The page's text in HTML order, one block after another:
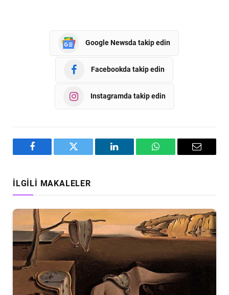
Google Newsda takip edin
Facebookda takip edin
Instagramda takip edin
Facebook Twitter LinkedIn WhatsAppEmail
İLGILI MAKALELER